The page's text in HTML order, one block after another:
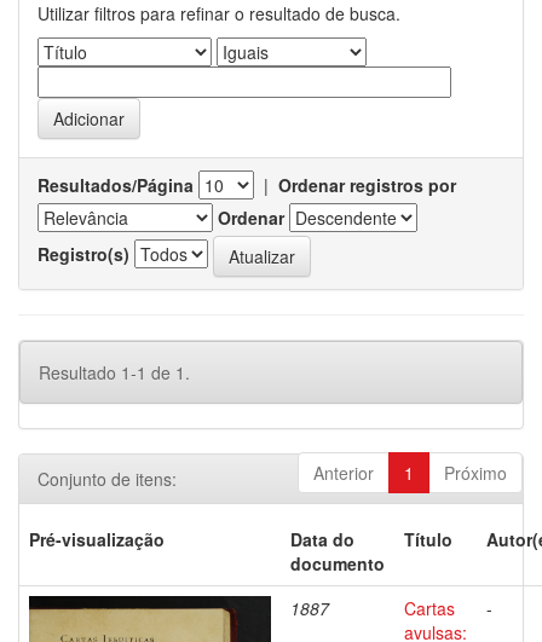
Utilizar filtros para refinar o resultado de busca.
Resultados/Página | Ordenar registros por
Ordenar
Registro(s)
Resultado 1-1 de 1.
Anterior 1 Próximo
Conjunto de itens:
Pré-visualização
Data do
documento
Título
1887
Cartas
avulsas:
-